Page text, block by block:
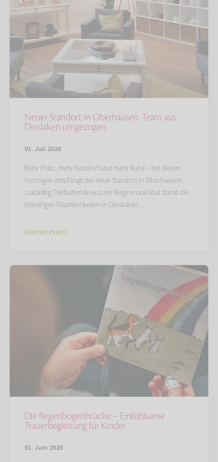
Neuer Standort in Oberhausen: Team aus
Dinslaken umgezogen
01. Juli 2026
Mehr Platz, mehr Komfort und mehr Ruhe – mit diesen
Vorzügen empfängt der neue Standort in Oberhausen
zukünftig Tierhaltende aus der Region und löst damit die
bisherigen Räumlichkeiten in Dinslaken…
Weiterlesen
Die Regenbogenbrücke – Einfühlsame
Trauerbegleitung für Kinder
01. Juni 2026